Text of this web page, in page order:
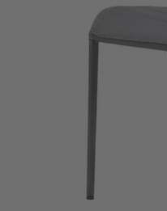
Wunschliste hinzufügen